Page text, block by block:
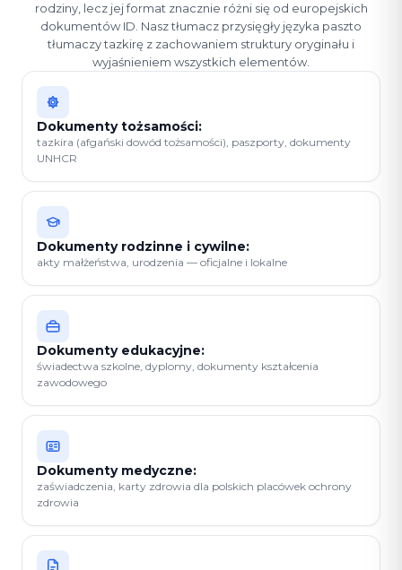
rodziny, lecz jej format znacznie różni się od europejskich
dokumentów ID. Nasz tłumacz przysięgły języka paszto
tłumaczy tazkirę z zachowaniem struktury oryginału i
wyjaśnieniem wszystkich elementów.
Dokumenty tożsamości:
tazkira (afgański dowód tożsamości), paszporty, dokumenty
UNHCR
Dokumenty rodzinne i cywilne:
akty małżeństwa, urodzenia — oficjalne i lokalne
Dokumenty edukacyjne:
świadectwa szkolne, dyplomy, dokumenty kształcenia
zawodowego
Dokumenty medyczne:
zaświadczenia, karty zdrowia dla polskich placówek ochrony
zdrowia